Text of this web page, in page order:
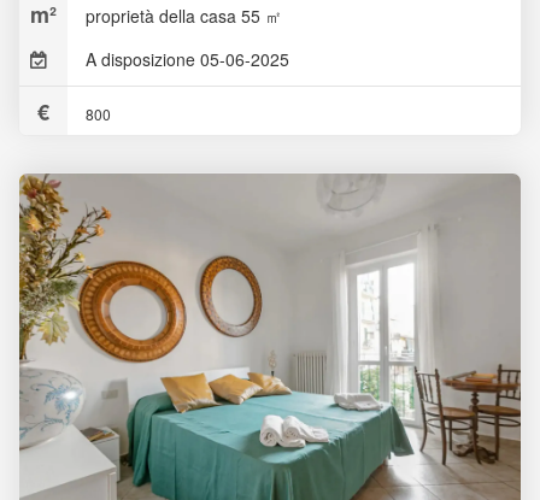
proprietà della casa 55 ㎡
A disposizione 05-06-2025
800